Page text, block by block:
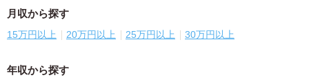
月収から探す
15万円以上 20万円以上 25万円以上 30万円以上
年収から探す